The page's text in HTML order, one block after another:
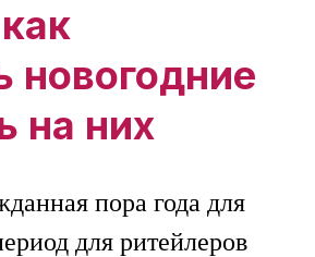
новогодние
на них
пора года для
для ритейлеров